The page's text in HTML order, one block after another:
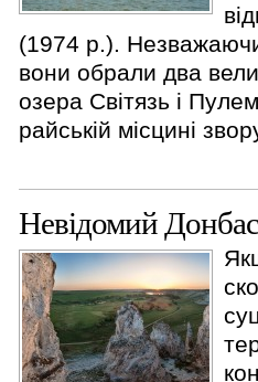
(1974 р.). Незважаючи
вони обрали два
озера Світязь і
райській місцині
Невідомий